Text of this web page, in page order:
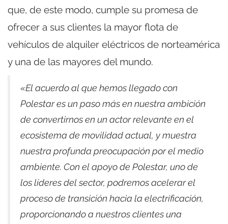
que, de este modo, cumple su promesa de
ofrecer a sus clientes la mayor flota de
vehículos de alquiler eléctricos de norteamérica
y una de las mayores del mundo.
«El acuerdo al que hemos llegado con
Polestar es un paso más en nuestra ambición
de convertirnos en un actor relevante en el
ecosistema de movilidad actual, y muestra
nuestra profunda preocupación por el medio
ambiente. Con el apoyo de Polestar, uno de
los líderes del sector, podremos acelerar el
proceso de transición hacia la electrificación,
proporcionando a nuestros clientes una